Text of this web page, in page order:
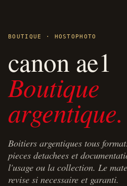
BOUTIQUE · HOSTOPHOTO
canon ae1
Boutique
argentique.
Boitiers argentiques tous
pieces detachees et
l'usage ou la collection. Le
revise si necessaire et garanti.